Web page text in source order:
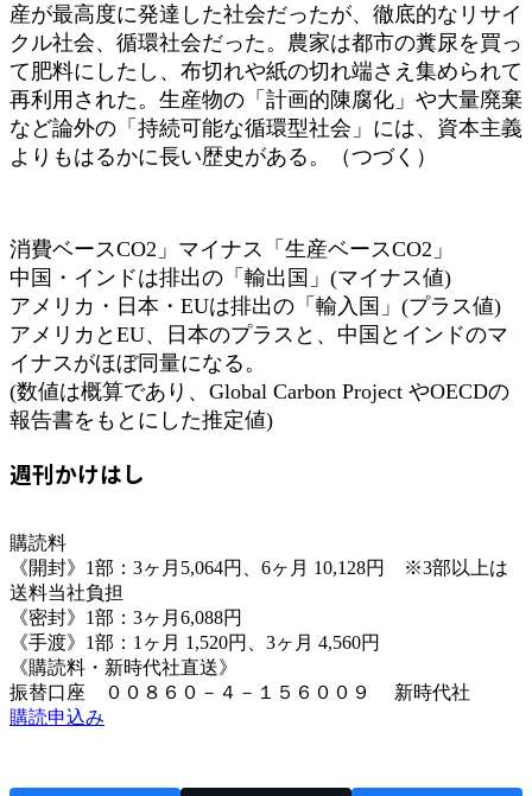
産が最高度に発達した社会だったが、徹底的なリサイ
クル社会、循環社会だった。農家は都市の糞尿を買っ
て肥料にしたし、布切れや紙の切れ端さえ集められて
再利用された。生産物の「計画的陳腐化」や大量廃棄
など論外の「持続可能な循環型社会」には、資本主義
よりもはるかに長い歴史がある。（つづく）
消費ベースCO2」マイナス「生産ベースCO2」
中国・インドは排出の「輸出国」(マイナス値)
アメリカ・日本・EUは排出の「輸入国」(プラス値)
アメリカとEU、日本のプラスと、中国とインドのマ
イナスがほぼ同量になる。
(数値は概算であり、Global Carbon Project やOECDの
報告書をもとにした推定値)
週刊かけはし
購読料
《開封》1部：3ヶ月5,064円、6ヶ月 10,128円 ※3部以上は
送料当社負担
《密封》1部：3ヶ月6,088円
《手渡》1部：1ヶ月 1,520円、3ヶ月 4,560円
《購読料・新時代社直送》
振替口座 ００８６０－４－１５６００９ 新時代社
購読申込み